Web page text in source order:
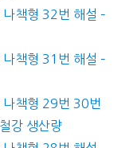
책형 32번 해설 –
책형 31번 해설 –
나책형 29번 30번
강 생산량